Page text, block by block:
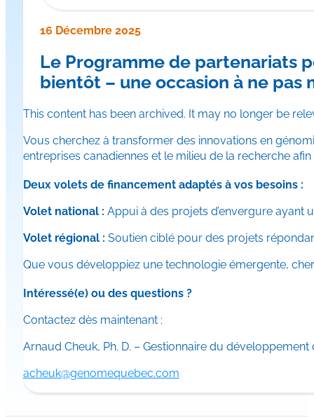
16 Décembre 2025
Le Programme de partenariats
bientôt – une occasion à ne pas
This content has been archived. It may no longer be
Vous cherchez à transformer des innovations en
entreprises canadiennes et le milieu de la recherche
Deux volets de financement adaptés à vos besoins :
Volet national : Appui à des projets d’envergure ayant
Volet régional : Soutien ciblé pour des projets
Que vous développiez une technologie émergente,
Intéressé(e) ou des questions ?
Contactez dès maintenant :
Arnaud Cheuk, Ph. D. – Gestionnaire du développement
acheuk@genomequebec.com